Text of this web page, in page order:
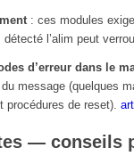
: ces modules
détecté l’alim peut
d’erreur dans le
du message (quelques
procédures de reset).
— conseils